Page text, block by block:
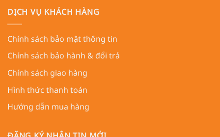
DỊCH VỤ KHÁCH HÀNG
Chính sách bảo mật thông tin
Chính sách bảo hành & đổi trả
Chính sách giao hàng
Hình thức thanh toán
Hướng dẫn mua hàng